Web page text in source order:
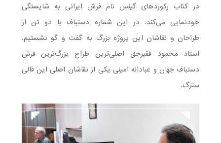
در کتاب رکوردهای گینس نام فرش ایرانی به شایستگی
خودنمایی می‌کند. در این شماره دستباف با دو تن از
طراحان و نقاشان این پروژه بزرگ به گفت و گو نشستیم.
استاد محمود فقیرحق اصلی‌ترین طراحِ بزرگ‌ترین فرش
دستباف جهان و عباداله امینی یکی از نقاشان اصلی این قالی
سترگ.